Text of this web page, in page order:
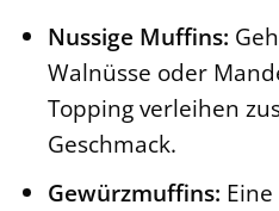
Nussige Muffins:
Walnüsse oder
Topping verleihen
Geschmack.
Gewürzmuffins: